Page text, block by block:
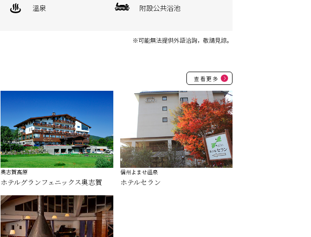
溫泉 附設公共浴池
※可能無法提供外語洽詢，敬請見諒。
查看更多
奧志賀高原
ホテルグランフェニックス奥志賀
信州よませ溫泉
ホテルセラン